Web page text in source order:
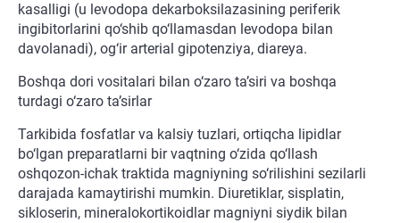
kasalligi (u levodopa dekarboksilazasining periferik
ingibitorlarini qo‘shib qo‘llamasdan levodopa bilan
davolanadi), og‘ir arterial gipotenziya, diareya.
Boshqa dori vositalari bilan o‘zaro ta’siri va boshqa
turdagi o‘zaro ta’sirlar
Tarkibida fosfatlar va kalsiy tuzlari, ortiqcha lipidlar
bo‘lgan preparatlarni bir vaqtning o‘zida qo‘llash
oshqozon-ichak traktida magniyning so‘rilishini sezilarli
darajada kamaytirishi mumkin. Diuretiklar, sisplatin,
sikloserin, mineralokortikoidlar magniyni siydik bilan